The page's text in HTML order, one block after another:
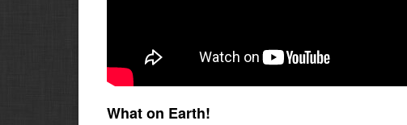
What on Earth!